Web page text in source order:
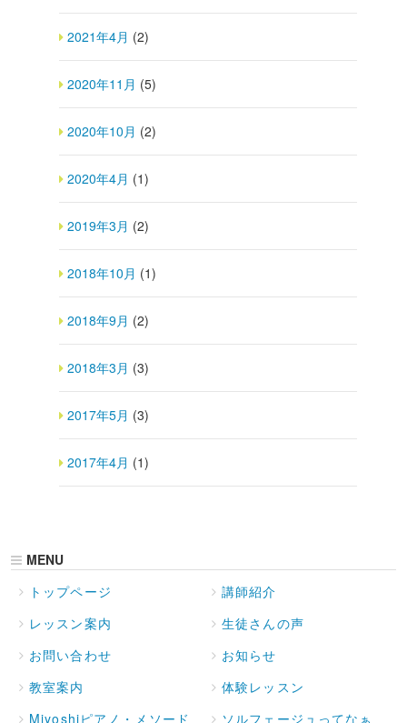
2021年4月 (2)
2020年11月 (5)
2020年10月 (2)
2020年4月 (1)
2019年3月 (2)
2018年10月 (1)
2018年9月 (2)
2018年3月 (3)
2017年5月 (3)
2017年4月 (1)
MENU
トップページ
講師紹介
レッスン案内
生徒さんの声
お問い合わせ
お知らせ
教室案内
体験レッスン
Miyoshiピアノ・メソード
ソルフェージュってなぁ